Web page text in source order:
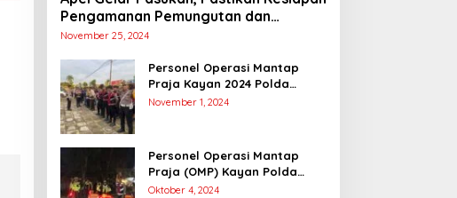
Pengamanan Pemungutan dan
Penghitungan Suara
November 25, 2024
Personel Operasi Mantap
Praja Kayan 2024 Polda
Kaltara Laksanakan
Suara Dalam Rangka Pilkada
2024
November 1, 2024
Personel Operasi Mantap
Praja (OMP) Kayan Polda
Kaltara Laksanakan Pam
Oktober 4, 2024